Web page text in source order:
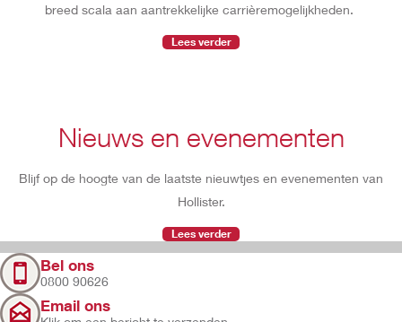
breed scala aan aantrekkelijke carrièremogelijkheden.
Lees verder
Nieuws en evenementen
Blijf op de hoogte van de laatste nieuwtjes en evenementen van
Hollister.
Lees verder
Bel ons
0800 90626
Email ons